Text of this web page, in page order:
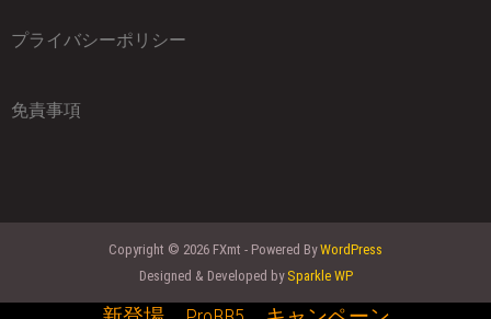
プライバシーポリシー
免責事項
Copyright © 2026 FXmt - Powered ByWordPress
Designed & Developed by Sparkle WP